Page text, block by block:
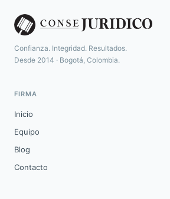
Confianza. Integridad. Resultados.
Desde 2014 · Bogotá, Colombia.
FIRMA
Inicio
Equipo
Blog
Contacto